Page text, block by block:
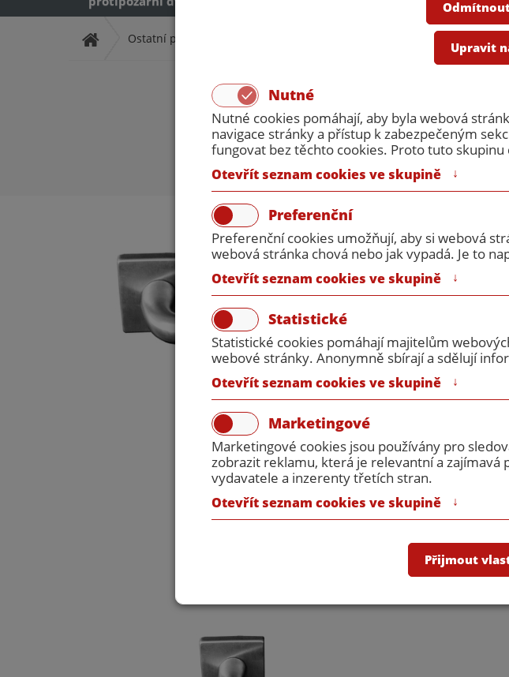
Upravit
Nutné
Nutné cookies pomáhají, aby byla webová
navigace stránky a přístup k zabezpečeným
fungovat bez těchto cookies. Proto tuto
Otevřít seznam cookies ve skupině ↓
Preferenční
Preferenční cookies umožňují, aby si webová
webová stránka chová nebo jak vypadá. Je to
Otevřít seznam cookies ve skupině ↓
Statistické
Statistické cookies pomáhají majitelům
webové stránky. Anonymně sbírají a sdělují
Otevřít seznam cookies ve skupině ↓
Marketingové
Marketingové cookies jsou používány pro
zobrazit reklamu, která je relevantní a
vydavatele a inzerenty třetích stran.
Otevřít seznam cookies ve skupině ↓
Přijmout
Ostatní příslušenství Dveřní kování 8014H